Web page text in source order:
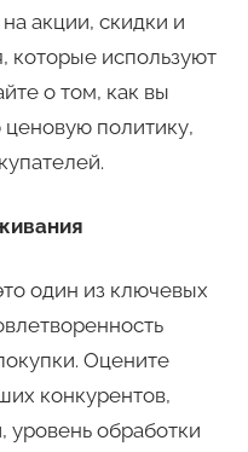
акции, скидки и
которые используют
о том, как вы
политику,
один из ключевых
Оцените
конкурентов,
уровень обработки